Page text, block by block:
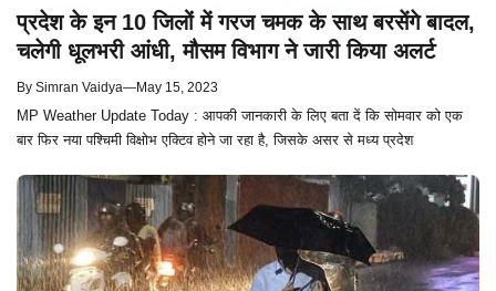
प्रदेश के इन 10 जिलों में गरज चमक के साथ बरसेंगे बादल,
चलेगी धूलभरी आंधी, मौसम विभाग ने जारी किया अलर्ट
By Simran Vaidya—May 15, 2023
MP Weather Update Today : आपकी जानकारी के लिए बता दें कि सोमवार को एक
बार फिर नया पश्चिमी विक्षोभ एक्टिव होने जा रहा है, जिसके असर से मध्य प्रदेश